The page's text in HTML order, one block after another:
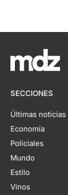
SECCIONES
Últimas noticias
Economía
Policiales
Mundo
Estilo
Vinos